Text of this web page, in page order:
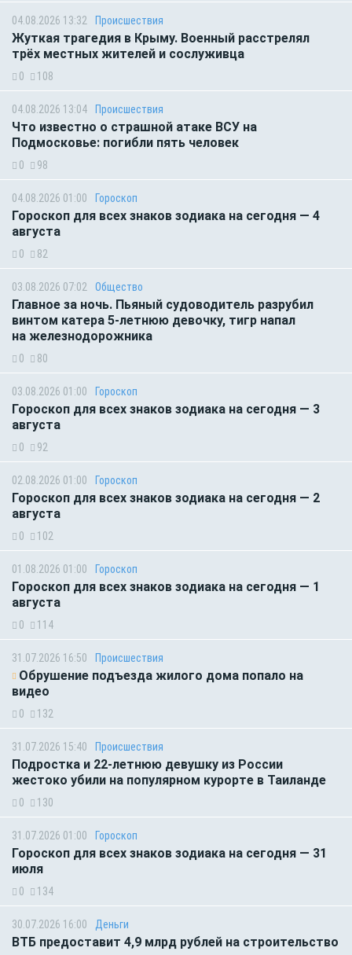
04.08.2026 13:32 Происшествия
Жуткая трагедия в Крыму. Военный расстрелял
трёх местных жителей и сослуживца
0 108
04.08.2026 13:04 Происшествия
Что известно о страшной атаке ВСУ на
Подмосковье: погибли пять человек
0 98
04.08.2026 01:00 Гороскоп
Гороскоп для всех знаков зодиака на сегодня — 4
августа
0 82
03.08.2026 07:02 Общество
Главное за ночь. Пьяный судоводитель разрубил
винтом катера 5-летнюю девочку, тигр напал
на железнодорожника
0 80
03.08.2026 01:00 Гороскоп
Гороскоп для всех знаков зодиака на сегодня — 3
августа
0 92
02.08.2026 01:00 Гороскоп
Гороскоп для всех знаков зодиака на сегодня — 2
августа
0 102
01.08.2026 01:00 Гороскоп
Гороскоп для всех знаков зодиака на сегодня — 1
августа
0 114
31.07.2026 16:50 Происшествия
Обрушение подъезда жилого дома попало на
видео
0 132
31.07.2026 15:40 Происшествия
Подростка и 22-летнюю девушку из России
жестоко убили на популярном курорте в Таиланде
0 130
31.07.2026 01:00 Гороскоп
Гороскоп для всех знаков зодиака на сегодня — 31
июля
0 134
30.07.2026 16:00 Деньги
ВТБ предоставит 4,9 млрд рублей на строительство